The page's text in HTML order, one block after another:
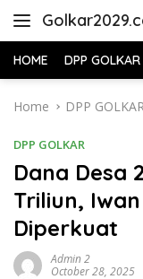
HOME DPP GOLKAR
Home DPP
DPP GOLKAR
Dana Desa
Triliun,
Diperkuat
Admin 2
October 28, 2025